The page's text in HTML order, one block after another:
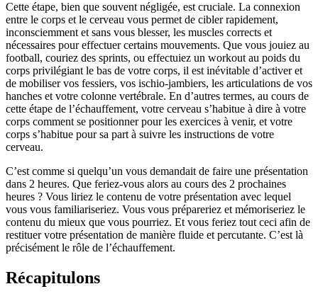
Cette étape, bien que souvent négligée, est cruciale. La connexion
entre le corps et le cerveau vous permet de cibler rapidement,
inconsciemment et sans vous blesser, les muscles corrects et
nécessaires pour effectuer certains mouvements. Que vous jouiez au
football, couriez des sprints, ou effectuiez un workout au poids du
corps privilégiant le bas de votre corps, il est inévitable d’activer et
de mobiliser vos fessiers, vos ischio-jambiers, les articulations de vos
hanches et votre colonne vertébrale. En d’autres termes, au cours de
cette étape de l’échauffement, votre cerveau s’habitue à dire à votre
corps comment se positionner pour les exercices à venir, et votre
corps s’habitue pour sa part à suivre les instructions de votre
cerveau.
C’est comme si quelqu’un vous demandait de faire une présentation
dans 2 heures. Que feriez-vous alors au cours des 2 prochaines
heures ? Vous liriez le contenu de votre présentation avec lequel
vous vous familiariseriez. Vous vous prépareriez et mémoriseriez le
contenu du mieux que vous pourriez. Et vous feriez tout ceci afin de
restituer votre présentation de manière fluide et percutante. C’est là
précisément le rôle de l’échauffement.
Récapitulons